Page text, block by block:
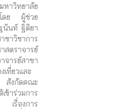
วิทยาลัย
ดย ผู้ช่วย
นันท์ ฐิติยา
ขาวิชาการ
ตราจารย์
ารย์สาขา
เที่ยวและ
กัดคณะ
ข้าร่วมการ
เรื่องการ